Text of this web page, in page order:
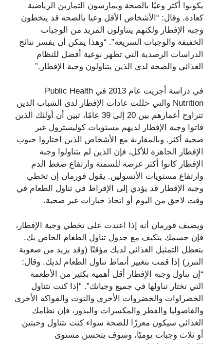
يكونوا أكثر وعيًا بالصحة ويمارسون التمارين الرياضية
كعادة. وقال: “الأشخاص الأقل وعيا بالصحة قد يتخطون
وجبة الإفطار ولكنهم يتناولون المزيد من الوجبات
الخفيفة والوجبات السريعة”. “وهذا يمكن أن يفسر نتائج
الدراسات الرصدية التي تظهر نوعية أفضل للنظام
الغذائي والصحة لدى الذين يتناولون وجبة الإفطار.”
في دراسة أجريت عام 2013 في Public Health
Nutrition والتي حللت عادات الإفطار لدى الشباب الذين
تتراوح أعمارهم بين 20 إلى 39 عامًا، تبين أن أولئك الذين
فاتوا وجبة الإفطار لديهم مستويات كوليسترول غير
صحية أكثر. وبالمقارنة مع الأشخاص الذين اختاروا حبوب
الإفطار الجاهزة للأكل، فإن الذين لم يتناولوا وجبة
الإفطار كانوا أكثر عرضة للسمنة وارتفاع ضغط الدم
وارتفاع مستويات الأنسولين. يقول فورمان إن تخطي
وجبة الإفطار قد يؤدي إلى الإفراط في تناول الطعام في
وقت لاحق من اليوم أو اتخاذ خيارات غير صحية.
ويضيف فورمان أنه إذا اعتدت على تخطي وجبة الإفطار،
فإن جسمك يتكيف مع جدول تناول الطعام الخاص بك.
يتعطل التمثيل الغذائي لديك مؤقتًا (وقد يزيد من صعوبة
التبرز) إذا قمت بتغيير أنماط تناول الطعام لديك. وقال:
“إن تناول وجبة الإفطار أقل أهمية بكثير من الأطعمة
التي تختار تناولها في جميع وجباتك”. “إذا كنت تتناول
الخضراوات والخضروات الأخرى والتوت والفواكه الأخرى
والفاصوليا والفطر والمكسرات والبذور، فإن نظامك
الغذائي سيكون معززًا للصحة سواء كنت تتناول وجبتين
أو ثلاث وجبات يوميًا، وسوف يتحسن مستوى